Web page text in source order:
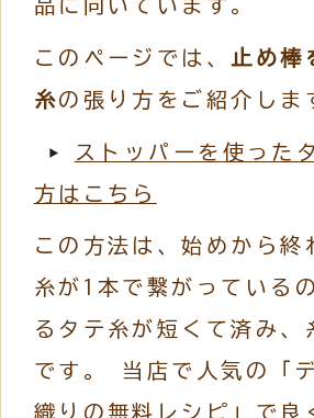
品に向いています。
このページでは、
止め棒
糸の張り方をご紹介しま
ストッパーを使った
方はこちら
この方法は、始めから終
糸が1本で繋がっている
るタテ糸が短くて済み、
です。 当店で人気の「
織りの無料レシピ」で良